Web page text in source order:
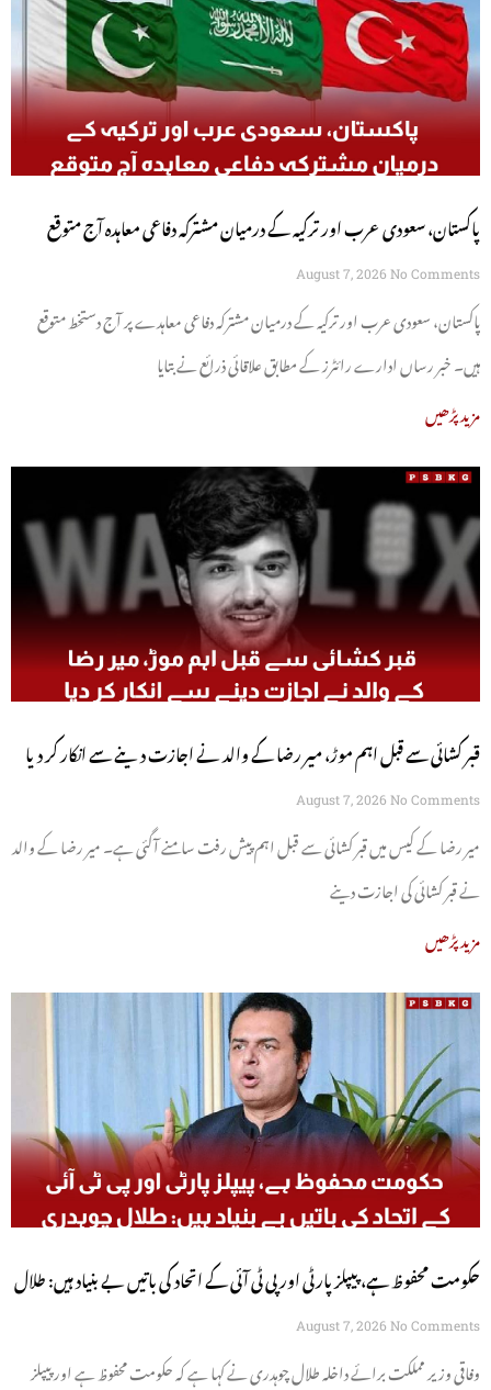
پاکستان، سعودی عرب اور ترکیہ کے درمیان مشترکہ دفاعی معاہدہ آج متوقع
August 7, 2026 No Comments
پاکستان، سعودی عرب اور ترکیہ کے درمیان مشترکہ دفاعی معاہدے پر آج دستخط متوقع
ہیں۔ خبر رساں ادارے رائٹرز کے مطابق علاقائی ذرائع نے بتایا
مزید پڑھیں
قبر کشائی سے قبل اہم موڑ، میر رضا کے والد نے اجازت دینے سے انکار کر دیا
August 7, 2026 No Comments
میر رضا کے کیس میں قبر کشائی سے قبل اہم پیش رفت سامنے آگئی ہے۔ میر رضا کے والد
نے قبر کشائی کی اجازت دینے
مزید پڑھیں
حکومت محفوظ ہے، پیپلز پارٹی اور پی ٹی آئی کے اتحاد کی باتیں بے بنیاد ہیں: طلال
چوہدری
August 7, 2026 No Comments
وفاقی وزیر مملکت برائے داخلہ طلال چوہدری نے کہا ہے کہ حکومت محفوظ ہے اور پیپلز